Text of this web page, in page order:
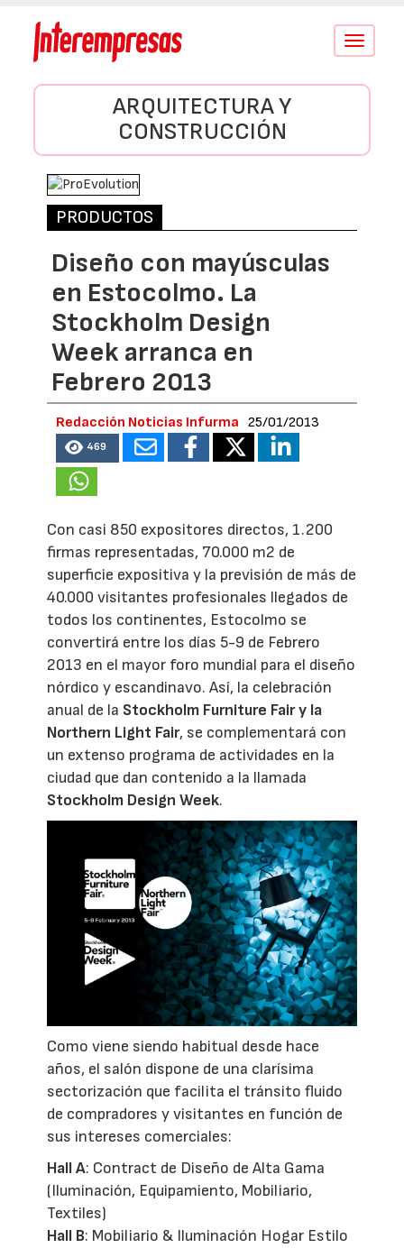
Conmutar
ARQUITECTURA Y
CONSTRUCCIÓN
PRODUCTOS
Diseño con mayúsculas
en Estocolmo. La
Stockholm Design
Week arranca en
Febrero 2013
Redacción Noticias Infurma 25/01/2013
469
Con casi 850 expositores directos, 1.200
firmas representadas, 70.000 m2 de
superficie expositiva y la previsión de más de
40.000 visitantes profesionales llegados de
todos los continentes, Estocolmo se
convertirá entre los días 5-9 de Febrero
2013 en el mayor foro mundial para el diseño
nórdico y escandinavo. Así, la celebración
anual de la Stockholm Furniture Fair y la
Northern Light Fair, se complementará con
un extenso programa de actividades en la
ciudad que dan contenido a la llamada
Stockholm Design Week.
Como viene siendo habitual desde hace
años, el salón dispone de una clarísima
sectorización que facilita el tránsito fluido
de compradores y visitantes en función de
sus intereses comerciales:
Hall A: Contract de Diseño de Alta Gama
(Iluminación, Equipamiento, Mobiliario,
Textiles)
Hall B: Mobiliario & Iluminación Hogar Estilo